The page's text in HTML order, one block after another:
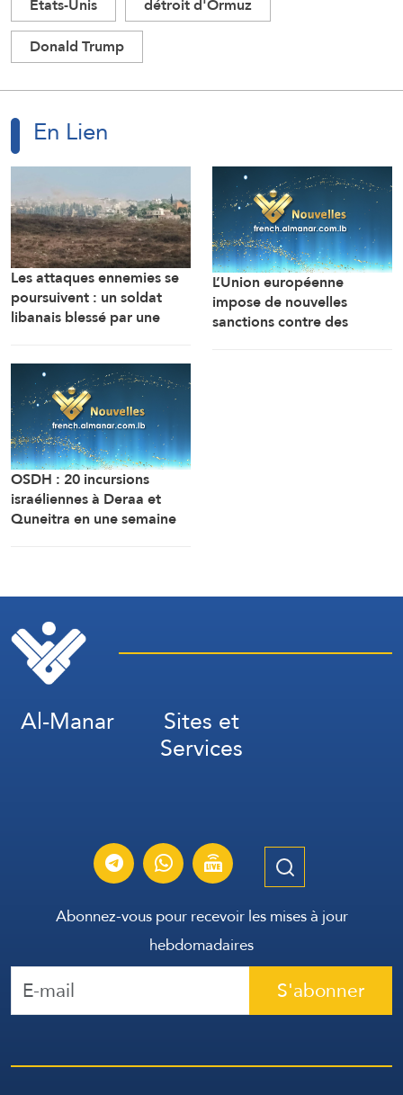
Donald Trump
En Lien
Les attaques ennemies se
poursuivent : un soldat
libanais blessé par une
L’Union européenne
impose de nouvelles
sanctions contre des
OSDH : 20 incursions
israéliennes à Deraa et
Quneitra en une semaine
Al-Manar Sites et
Services
Abonnez-vous pour recevoir les mises à jour
hebdomadaires
S'abonner